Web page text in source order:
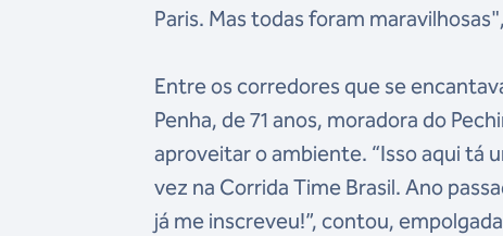
Paris. Mas todas foram
Entre os corredores que se
Penha, de 71 anos, moradora do
aproveitar o ambiente. “Isso aqui tá
vez na Corrida Time Brasil. Ano
já me inscreveu!”, contou,